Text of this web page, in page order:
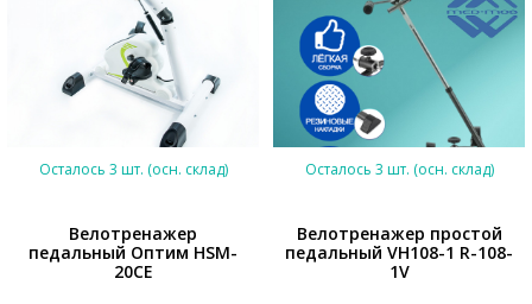
*}
Осталось 3 шт. (осн. склад)
Велотренажер
педальный Оптим HSM-
20CE
Осталось 3 шт. (осн. склад)
Велотренажер простой
педальный VH108-1 R-108-
1V